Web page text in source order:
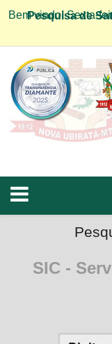
Bem vindo! Sexta-
Pesquisa de
SIC -